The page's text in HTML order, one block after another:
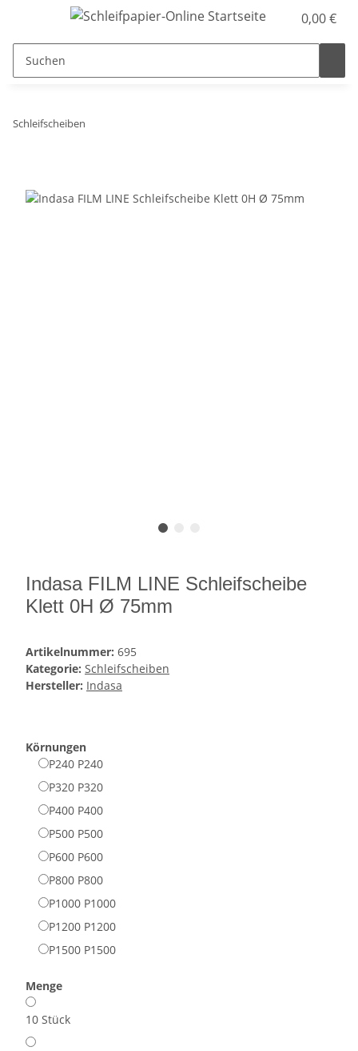
0,00 €
Schleifscheiben
Indasa FILM LINE Schleifscheibe
Klett 0H Ø 75mm
Artikelnummer: 695
Kategorie: Schleifscheiben
Hersteller: Indasa
Körnungen
P240 P240
P320 P320
P400 P400
P500 P500
P600 P600
P800 P800
P1000 P1000
P1200 P1200
P1500 P1500
Menge
10 Stück